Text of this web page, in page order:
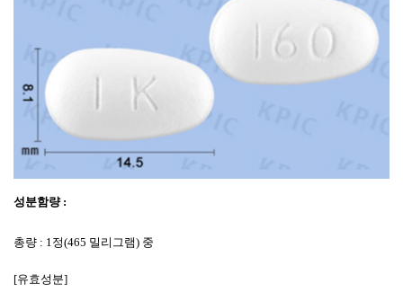
성분함량:
총량 : 1정(465 밀리그램) 중
[유효성분]